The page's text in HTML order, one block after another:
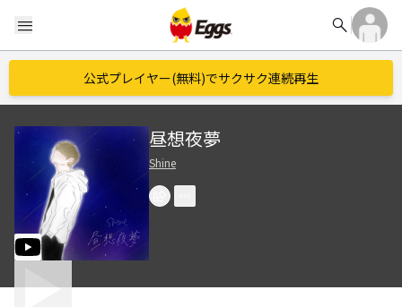
menu search
公式プレイヤー(無料)でサクサク連続再生
昼想夜夢
Shine